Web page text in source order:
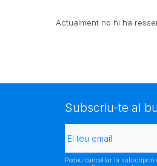
Actualment no hi ha
Subscriu-te al
Podeu cancel·lar la subscripció